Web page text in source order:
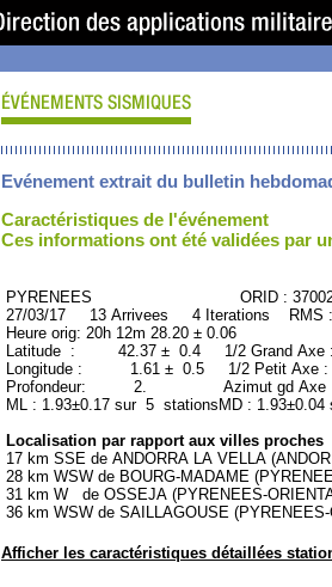
Evénement extrait du bulletin
Caractéristiques de l'événement
Ces informations ont été validées par
PYRENEES ORID :
27/03/17 13 Arrivees 4 Iterations RMS
Heure orig: 20h 12m 28.20 ± 0.06
Latitude : 42.37 ± 0.4 1/2 Grand
Longitude : 1.61 ± 0.5 1/2 Petit Axe
Profondeur: 2. Azimut gd Axe :
ML : 1.93±0.17 sur 5 stationsMD :
Localisation par rapport aux villes proches
17 km SSE de ANDORRA LA VELLA
28 km WSW de BOURG-MADAME
31 km W de OSSEJA (PYRENEES-
36 km WSW de SAILLAGOUSE
Afficher les caractéristiques détaillées